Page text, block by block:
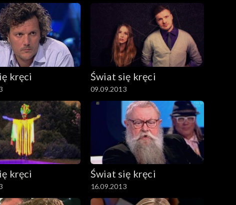
kręci Świat się kręci
09.09.2013
kręci Świat się kręci
16.09.2013